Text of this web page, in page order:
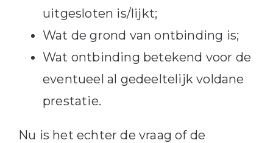
uitgesloten is/lijkt;
Wat de grond van ontbinding is;
Wat ontbinding betekend voor de
eventueel al gedeeltelijk voldane
prestatie.
Nu is het echter de vraag of de